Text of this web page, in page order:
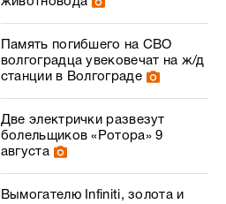
Память погибшего на СВО
волгоградца увековечат на ж/д
станции в Волгограде
Две электрички развезут
болельщиков «Ротора» 9
августа
Вымогателю Infiniti, золота и